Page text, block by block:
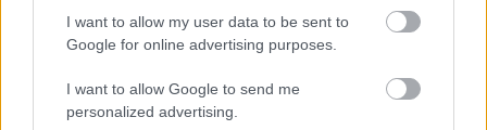
I want to allow my user data to be sent to
Google for online advertising purposes.
I want to allow Google to send me
personalized advertising.
Kevinnel és Vincze Martinnal: